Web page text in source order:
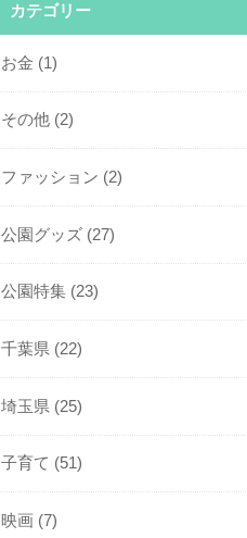
カテゴリー
お金 (1)
その他 (2)
ファッション (2)
公園グッズ (27)
公園特集 (23)
千葉県 (22)
埼玉県 (25)
子育て (51)
映画 (7)